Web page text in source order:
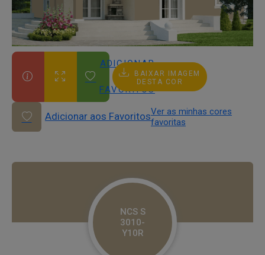
ADICIONAR
AOS
FAVORITOS
BAIXAR IMAGEM
DESTA COR
Adicionar aos FavoritosVer as minhas cores
favoritas
NCS S
3010-
Y10R